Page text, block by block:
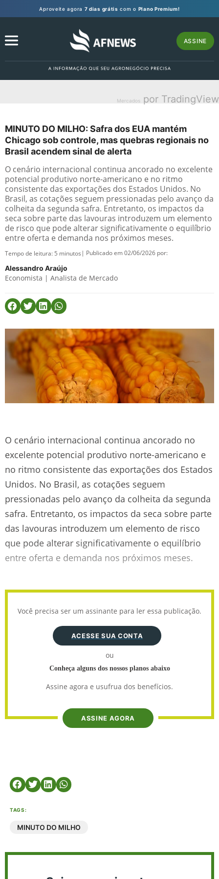
Aproveite agora 7 dias grátis com o Plano Premium!
ASSINE
Mercados por TradingView
MINUTO DO MILHO: Safra dos EUA mantém
Chicago sob controle, mas quebras regionais no
Brasil acendem sinal de alerta
O cenário internacional continua ancorado no excelente
potencial produtivo norte-americano e no ritmo
consistente das exportações dos Estados Unidos. No
Brasil, as cotações seguem pressionadas pelo avanço da
colheita da segunda safra. Entretanto, os impactos da
seca sobre parte das lavouras introduzem um elemento
de risco que pode alterar significativamente o equilíbrio
entre oferta e demanda nos próximos meses.
Tempo de leitura: 5 minutos | Publicado em 02/06/2026 por:
Alessandro Araújo
Economista | Analista de Mercado
O cenário internacional continua ancorado no
excelente potencial produtivo norte-americano e
no ritmo consistente das exportações dos Estados
Unidos. No Brasil, as cotações seguem
pressionadas pelo avanço da colheita da segunda
safra. Entretanto, os impactos da seca sobre parte
das lavouras introduzem um elemento de risco
que pode alterar significativamente o equilíbrio
entre oferta e demanda nos próximos meses.
Você precisa ser um assinante para ler essa publicação.
ACESSE SUA CONTA
ou
Conheça alguns dos nossos planos abaixo
Assine agora e usufrua dos benefícios.
ASSINE AGORA
TAGS:
MINUTO DO MILHO